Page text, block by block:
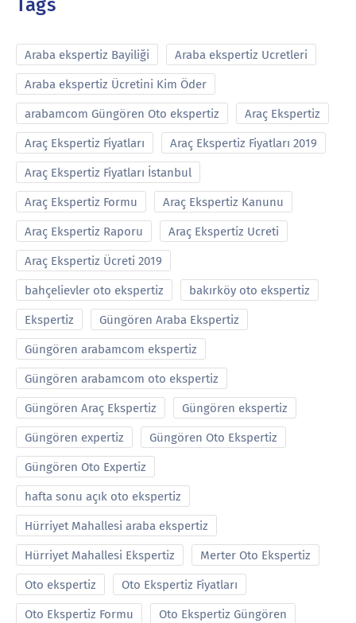
Tags
Araba ekspertiz Bayiliği Araba ekspertiz Ucretleri
Araba ekspertiz Ücretini Kim Öder
arabamcom Güngören Oto ekspertiz Araç Ekspertiz
Araç Ekspertiz Fiyatları Araç Ekspertiz Fiyatları 2019
Araç Ekspertiz Fiyatları İstanbul
Araç Ekspertiz Formu Araç Ekspertiz Kanunu
Araç Ekspertiz Raporu Araç Ekspertiz Ucreti
Araç Ekspertiz Ücreti 2019
bahçelievler oto ekspertiz bakırköy oto ekspertiz
Ekspertiz Güngören Araba Ekspertiz
Güngören arabamcom ekspertiz
Güngören arabamcom oto ekspertiz
Güngören Araç Ekspertiz Güngören ekspertiz
Güngören expertiz Güngören Oto Ekspertiz
Güngören Oto Expertiz
hafta sonu açık oto ekspertiz
Hürriyet Mahallesi araba ekspertiz
Hürriyet Mahallesi Ekspertiz Merter Oto Ekspertiz
Oto ekspertiz Oto Ekspertiz Fiyatları
Oto Ekspertiz Formu Oto Ekspertiz Güngören